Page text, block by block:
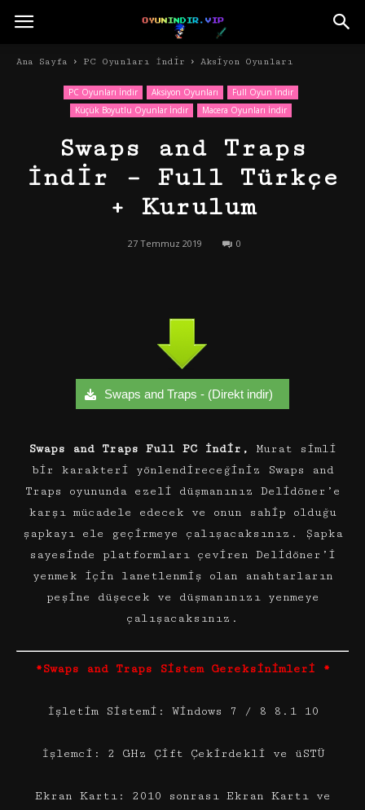
Ana Sayfa PC Oyunları İndir Aksiyon Oyunları
PC Oyunları İndir Aksiyon Oyunları
Full Oyun İndir
Küçük Boyutlu Oyunlar İndir
Macera Oyunları İndir
Swaps and Traps
İndir – Full Türkçe
+ Kurulum
27 Temmuz 2019 0
Swaps and Traps - (Direkt indir)
Swaps and Traps Full PC İndir,
Murat simli
bir karakteri yönlendireceğiniz Swaps and
Traps oyununda ezeli düşmanınız Delidöner’e
karşı mücadele edecek ve onun sahip olduğu
şapkayı ele geçirmeye çalışacaksınız. Şapka
sayesinde platformları çeviren Delidöner’i
yenmek için lanetlenmiş olan anahtarların
peşine düşecek ve düşmanınızı yenmeye
çalışacaksınız.
*Swaps and Traps Sistem Gereksinimleri *
İşletim Sistemi: Windows 7 / 8 8.1 10
İşlemci: 2 GHz Çift Çekirdekli ve üSTÜ
Ekran Kartı: 2010 sonrası Ekran Kartı ve